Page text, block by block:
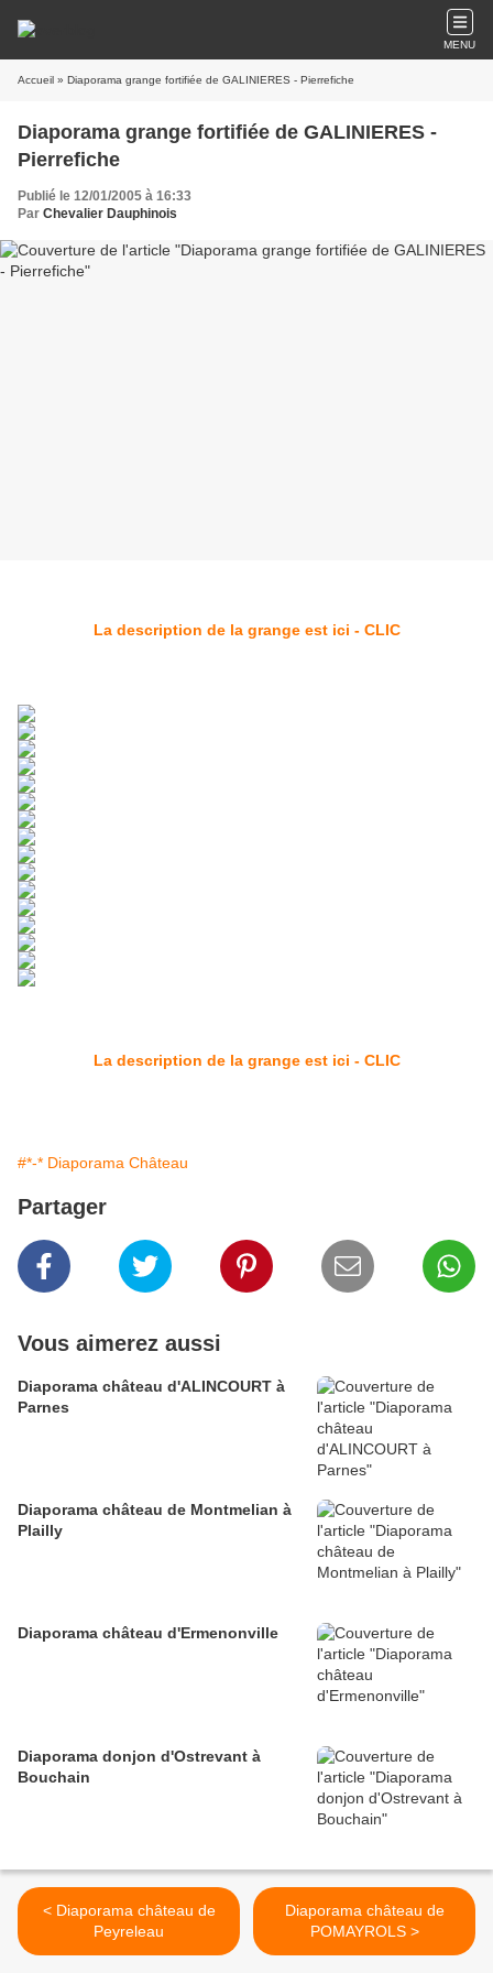
MENU
Accueil » Diaporama grange fortifiée de GALINIERES - Pierrefiche
Diaporama grange fortifiée de GALINIERES -
Pierrefiche
Publié le 12/01/2005 à 16:33
Par Chevalier Dauphinois
La description de la grange est ici - CLIC
La description de la grange est ici - CLIC
#*-* Diaporama Château
Partager
Vous aimerez aussi
Diaporama château d'ALINCOURT à
Parnes
Diaporama château de Montmelian à
Plailly
Diaporama château d'Ermenonville
Diaporama donjon d'Ostrevant à
Bouchain
< Diaporama château de
Peyreleau
Diaporama château de
POMAYROLS >